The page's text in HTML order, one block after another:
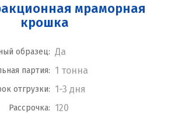
мраморная
крошка
образец: Да
партия: 1 тонна
отгрузки: 1-3 дня
Рассрочка: 120